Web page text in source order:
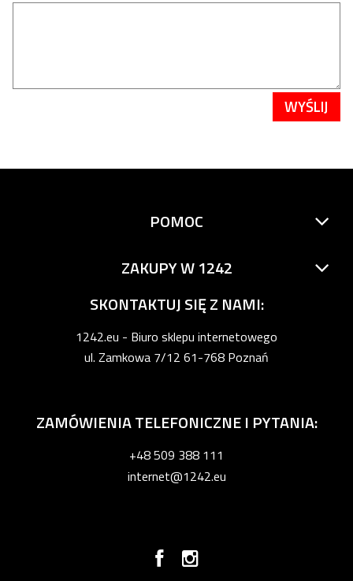
WYŚLIJ
POMOC
ZAKUPY W 1242
SKONTAKTUJ SIĘ Z NAMI:
1242.eu - Biuro sklepu internetowego
ul. Zamkowa 7/12 61-768 Poznań
ZAMÓWIENIA TELEFONICZNE I PYTANIA:
+48 509 388 111
internet@1242.eu